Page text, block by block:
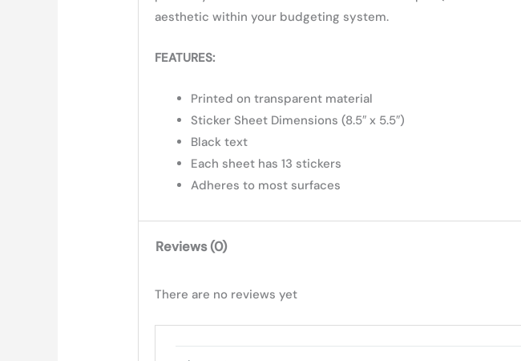
aesthetic within your budgeting system.
FEATURES:
Printed on transparent material
Sticker Sheet Dimensions (8.5″ x 5.5″)
Black text
Each sheet has 13 stickers
Adheres to most surfaces
Reviews (0)
There are no reviews yet